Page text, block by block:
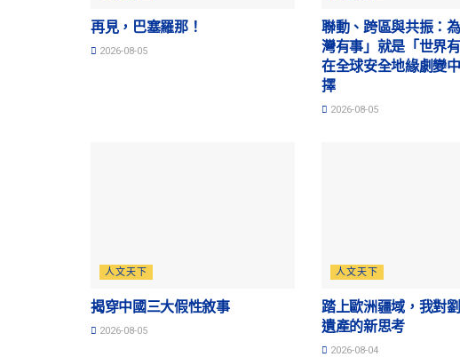
再見，巴塞羅那！
2026-08-05
聯動、跨區與共振：
灣有事」就是「世界
在全球安全地緣劇變
擇
2026-08-05
人文天下
揭穿中國三大假性敘事
2026-08-05
人文天下
踏上歐洲疆域，我對
遺產的新思考
2026-08-04